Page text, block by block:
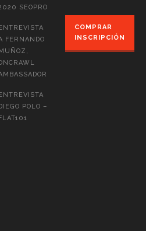
SEOPRO
FERNANDO
POLO –
COMPRAR
INSCRIPCIÓN